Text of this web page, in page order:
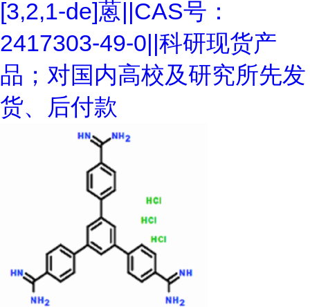
[3,2,1-de]蒽||CAS号：
2417303-49-0||科研现货产
品；对国内高校及研究所先发
货、后付款